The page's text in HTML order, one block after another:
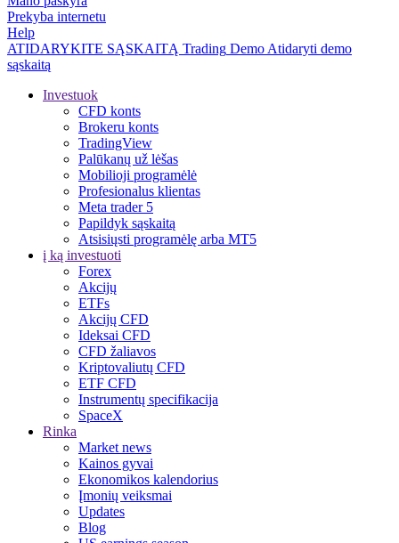
Prekyba internetu
Help
ATIDARYKITE SĄSKAITĄ Trading Demo Atidaryti demo
sąskaitą
Investuok
CFD konts
Brokeru konts
TradingView
Palūkanų už lėšas
Mobilioji programėlė
Profesionalus klientas
Meta trader 5
Papildyk sąskaitą
Atsisiųsti programėlę arba MT5
į ką investuoti
Forex
Akcijų
ETFs
Akcijų CFD
Ideksai CFD
CFD žaliavos
Kriptovaliutų CFD
ETF CFD
Instrumentų specifikacija
SpaceX
Rinka
Market news
Kainos gyvai
Ekonomikos kalendorius
Įmonių veiksmai
Updates
Blog